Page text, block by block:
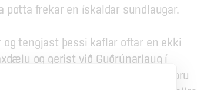
frekar en ískaldar sundlaugar.
tengjast þessi kaflar oftar en ekki
og gerist við Guðrúnarlaug í
Þessir heitu pottar fyrri tíða voru